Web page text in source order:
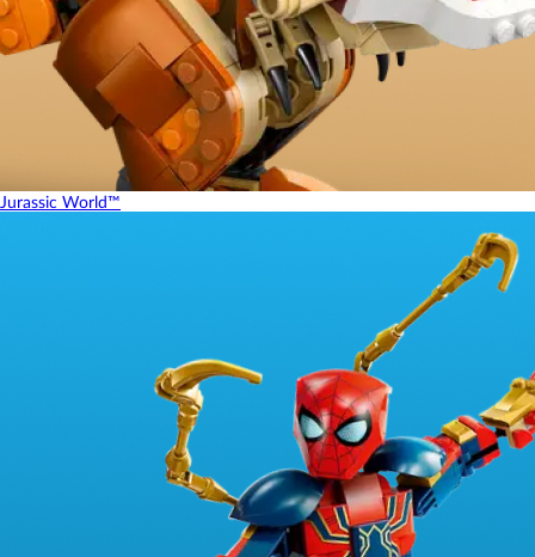
Jurassic World™